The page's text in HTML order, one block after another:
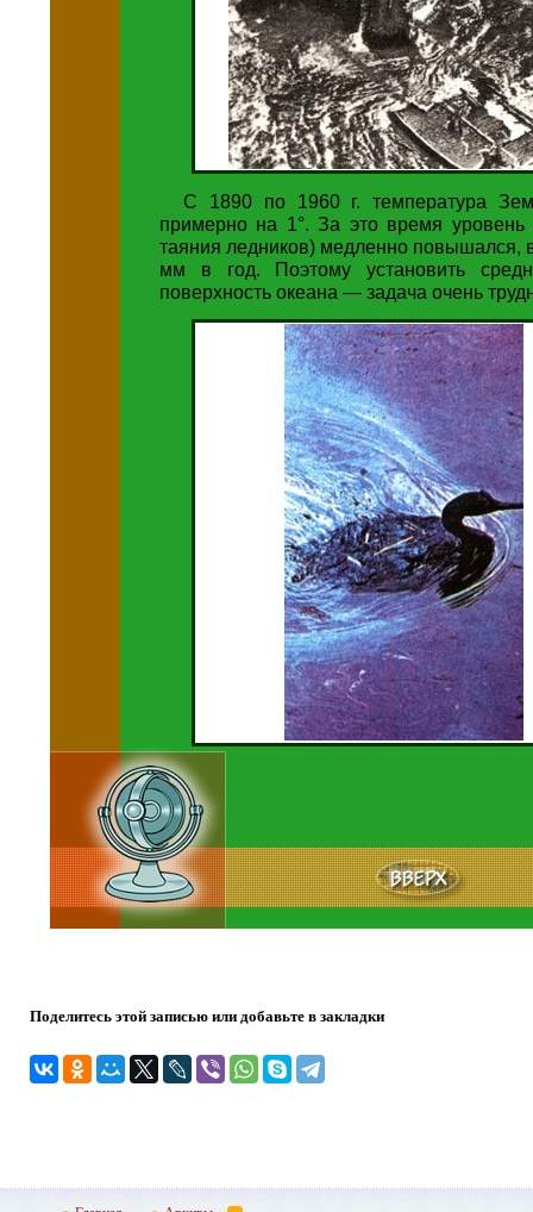
С 1890 по 1960 г. температура
примерно на 1°. За это время уровень
таяния ледников) медленно повышался,
мм в год. Поэтому установить
поверхность океана — задача очень
Поделитесь этой записью или добавьте в закладки